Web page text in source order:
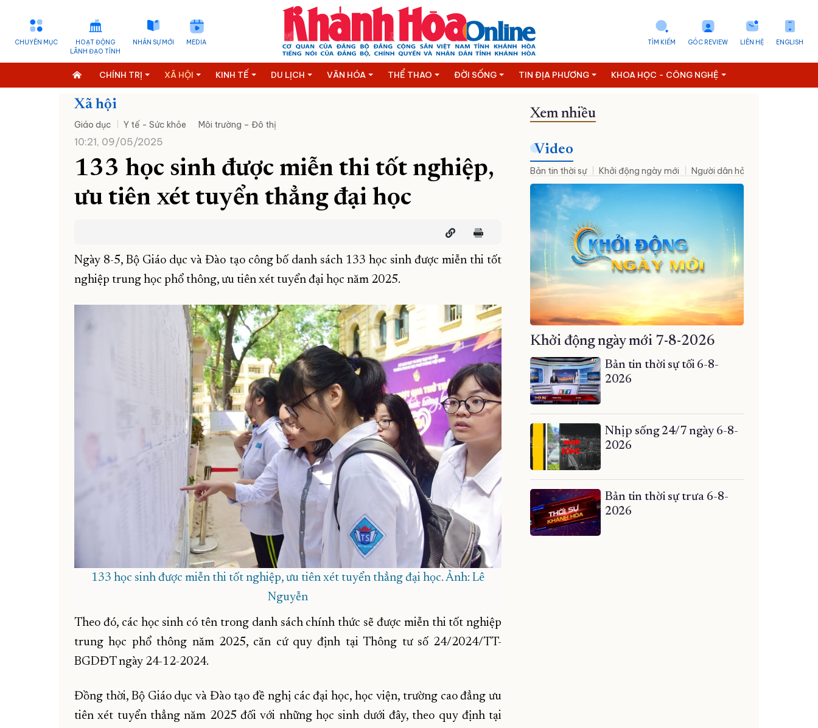
CHUYÊN MỤC
HOẠT ĐỘNG
LÃNH ĐẠO TỈNH
NHÂN SỰ MỚI MEDIA ENGLISH
LIÊN HỆ
GÓC REVIEW
TÌM KIẾM
CHÍNH TRỊ XÃ HỘI KINH TẾ DU LỊCH VĂN HÓA THỂ THAO ĐỜI SỐNG TIN ĐỊA PHƯƠNG KHOA HỌC - CÔNG NGHỆ
Xã hội
Giáo dục Y tế - Sức khỏe Môi trường – Đô thị
10:21, 09/05/2025
133 học sinh được miễn thi tốt nghiệp,
ưu tiên xét tuyển thẳng đại học
Ngày 8-5, Bộ Giáo dục và Đào tạo công bố danh sách 133 học sinh được miễn thi tốt
nghiệp trung học phổ thông, ưu tiên xét tuyển đại học năm 2025.
133 học sinh được miễn thi tốt nghiệp, ưu tiên xét tuyển thẳng đại học. Ảnh: Lê
Nguyễn
Theo đó, các học sinh có tên trong danh sách chính thức sẽ được miễn thi tốt nghiệp
trung học phổ thông năm 2025, căn cứ quy định tại Thông tư số 24/2024/TT-
BGDĐT ngày 24-12-2024.
Đồng thời, Bộ Giáo dục và Đào tạo đề nghị các đại học, học viện, trường cao đẳng ưu
tiên xét tuyển thẳng năm 2025 đối với những học sinh dưới đây, theo quy định tại
Xem nhiều
Video
Bản tin thời sự Khởi động ngày mới Người dân hỏi – Cơ quan nhà
Khởi động ngày mới 7-8-2026
Bản tin thời sự tối 6-8-
2026
Nhịp sống 24/7 ngày 6-8-
2026
Bản tin thời sự trưa 6-8-
2026